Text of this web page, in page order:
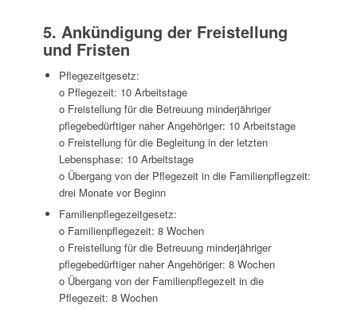
5. Ankündigung der Freistellung
und Fristen
Pflegezeitgesetz:
o Pflegezeit: 10 Arbeitstage
o Freistellung für die Betreuung minderjähriger
pflegebedürftiger naher Angehöriger: 10 Arbeitstage
o Freistellung für die Begleitung in der letzten
Lebensphase: 10 Arbeitstage
o Übergang von der Pflegezeit in die Familienpflegzeit:
drei Monate vor Beginn
Familienpflegezeitgesetz:
o Familienpflegezeit: 8 Wochen
o Freistellung für die Betreuung minderjähriger
pflegebedürftiger naher Angehöriger: 8 Wochen
o Übergang von der Familienpflegezeit in die
Pflegezeit: 8 Wochen